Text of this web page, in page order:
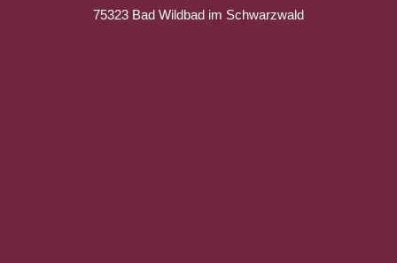
75323 Bad Wildbad im Schwarzwald